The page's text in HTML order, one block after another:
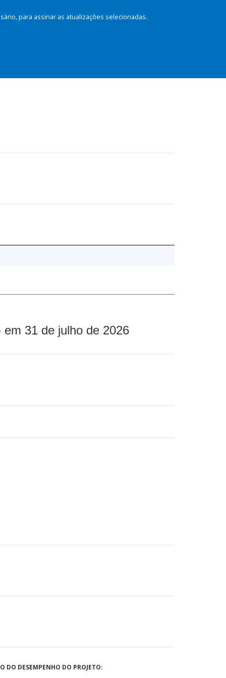
para assinar as atualizações selecionadas.
31 de julho de 2026
DO DESEMPENHO DO PROJETO: